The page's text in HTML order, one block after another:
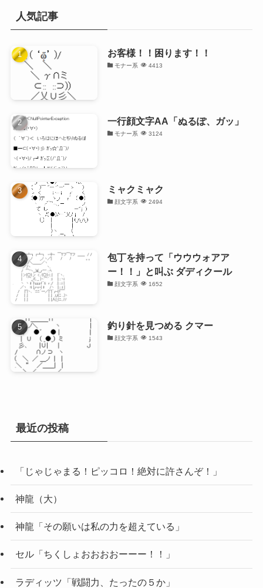
人気記事
お客様！！困ります！！
モナー系 4413
一行顔文字AA「ぬるぽ、ガッ」
モナー系 3124
ミャクミャク
顔文字系 2494
包丁を持って「ウウウォアア
ー！！」と叫ぶ ダディクール
顔文字系 1652
釣り針を見つめる クマー
顔文字系 1543
最近の投稿
「じゃじゃまる！ピッコロ！絶対に許さんぞ！」
神龍（大）
神龍「その願いは私の力を超えている」
セル「ちくしょおおおおーーー！！」
ラディッツ「戦闘力、たったの５か」